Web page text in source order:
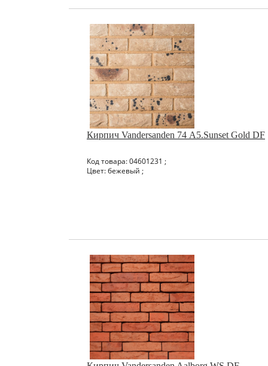
Кирпич Vandersanden 74 А5.Sunset Gold DF
Код товара: 04601231 ;
Цвет: бежевый ;